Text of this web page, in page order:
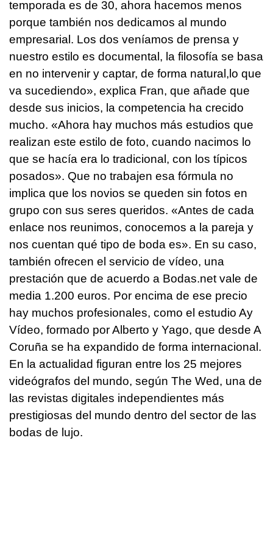
temporada es de 30, ahora hacemos menos
porque también nos dedicamos al mundo
empresarial. Los dos veníamos de prensa y
nuestro estilo es documental, la filosofía se basa
en no intervenir y captar, de forma natural,lo que
va sucediendo», explica Fran, que añade que
desde sus inicios, la competencia ha crecido
mucho. «Ahora hay muchos más estudios que
realizan este estilo de foto, cuando nacimos lo
que se hacía era lo tradicional, con los típicos
posados». Que no trabajen esa fórmula no
implica que los novios se queden sin fotos en
grupo con sus seres queridos. «Antes de cada
enlace nos reunimos, conocemos a la pareja y
nos cuentan qué tipo de boda es». En su caso,
también ofrecen el servicio de vídeo, una
prestación que de acuerdo a Bodas.net vale de
media 1.200 euros. Por encima de ese precio
hay muchos profesionales, como el estudio Ay
Vídeo, formado por Alberto y Yago, que desde A
Coruña se ha expandido de forma internacional.
En la actualidad figuran entre los 25 mejores
videógrafos del mundo, según The Wed, una de
las revistas digitales independientes más
prestigiosas del mundo dentro del sector de las
bodas de lujo.